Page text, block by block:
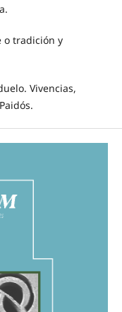
o tradición y
Vivencias,